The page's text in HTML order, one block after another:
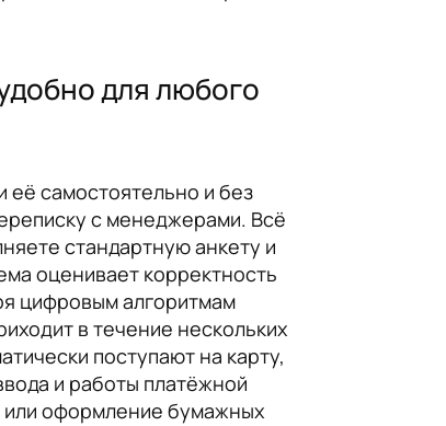
для любого
её самостоятельно и без
с менеджерами. Всё
стандартную анкету и
оценивает корректность
цифровым алгоритмам
в течение нескольких
поступают на карту,
и работы платёжной
или оформление бумажных